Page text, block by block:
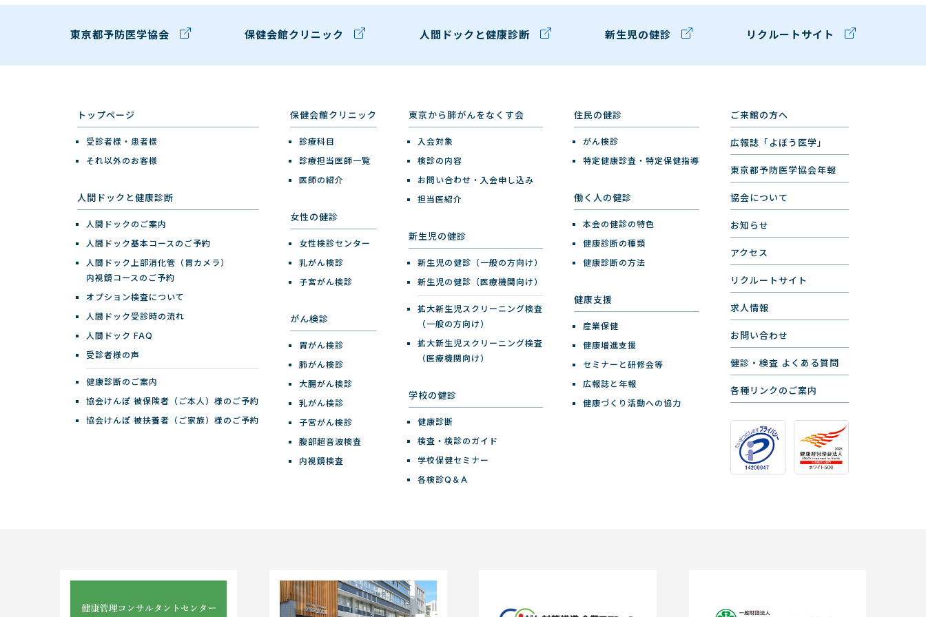
東京都予防医学協会 保健会館クリニック 人間ドックと健康診断 新生児の健診 リクルートサイト
トップページ
受診者様・患者様
それ以外のお客様
人間ドックと健康診断
人間ドックのご案内
人間ドック基本コースのご予約
人間ドック上部消化管（胃カメラ）
内視鏡コースのご予約
オプション検査について
人間ドック受診時の流れ
人間ドック FAQ
受診者様の声
健康診断のご案内
協会けんぽ 被保険者（ご本人）様のご予約
協会けんぽ 被扶養者（ご家族）様のご予約
保健会館クリニック
診療科目
診療担当医師一覧
医師の紹介
女性の健診
女性検診センター
乳がん検診
子宮がん検診
がん検診
胃がん検診
肺がん検診
大腸がん検診
乳がん検診
子宮がん検診
腹部超音波検査
内視鏡検査
東京から肺がんをなくす会
入会対象
検診の内容
お問い合わせ・入会申し込み
担当医紹介
新生児の健診
新生児の健診（一般の方向け）
新生児の健診（医療機関向け）
拡大新生児スクリーニング検査
（一般の方向け）
拡大新生児スクリーニング検査
（医療機関向け）
学校の健診
健康診断
検査・検診のガイド
学校保健セミナー
各検診Q＆A
住民の健診
がん検診
特定健康診査・特定保健指導
働く人の健診
本会の健診の特色
健康診断の種類
健康診断の方法
健康支援
産業保健
健康増進支援
セミナーと研修会等
広報誌と年報
健康づくり活動への協力
ご来館の方へ
広報誌「よぼう医学」
東京都予防医学協会年報
協会について
お知らせ
アクセス
リクルートサイト
求人情報
お問い合わせ
健診・検査 よくある質問
各種リンクのご案内